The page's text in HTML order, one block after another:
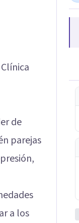
de
parejas
a los